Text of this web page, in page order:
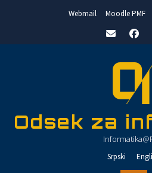
Webmail Moodle PMF
Odsek za
Srpski